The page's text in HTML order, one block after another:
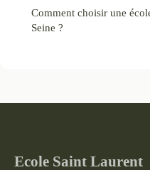
Comment choisir une
Seine ?
Ecole Saint Laurent